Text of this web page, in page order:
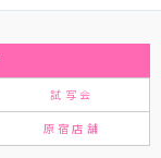
試写会
原宿店舗